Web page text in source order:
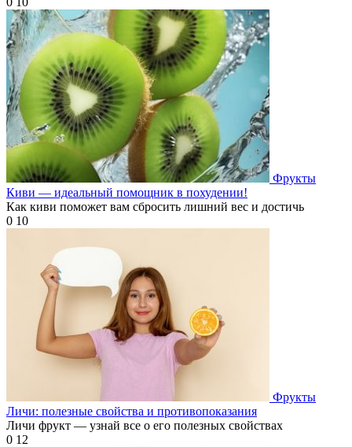
Фрукты
Киви — идеальный помощник в похудении!
Как киви поможет вам сбросить лишний вес и достичь
0 10
Фрукты
Личи: полезные свойства и противопоказания
Личи фрукт — узнай все о его полезных свойствах
0 12